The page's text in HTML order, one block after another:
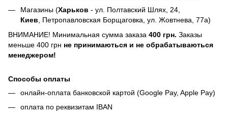
Магазины (Харьков - ул. Полтавский Шлях, 24,
Киев, Петропавловская Борщаговка, ул. Жовтнева, 77а)
ВНИМАНИЕ! Минимальная сумма заказа 400 грн. Заказы
меньше 400 грн не принимаються и не обрабатываються
менеджером!
Способы оплаты
онлайн-оплата банковской картой (Google Pay, Apple Pay)
оплата по реквизитам IBAN